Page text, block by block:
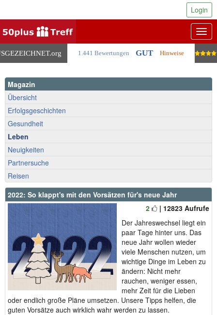
.org 1.441 Bewertungen GUT Hinweise
Login
Magazin
Übersicht
Erfolgsgeschichten
Gesundheit
Leben
Neuigkeiten
Partnersuche
Reisen
2022: So klappt's mit den Vorsätzen für's neue Jahr
2
| 12823 Aufrufe
Der Jahreswechsel liegt ein
paar Tage hinter uns. Das
neue Jahr wollen wieder
viele Menschen nutzen, um
wichtige Dinge im Leben zu
ändern: Nicht mehr
rauchen, weniger essen,
mehr Zeit für die Lieben
oder endlich große Pläne umsetzen. Unsere Tipps helfen, die
guten Vorsätze auch wirklich wahr werden zu lassen.